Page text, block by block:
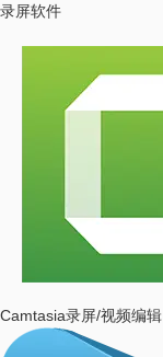
录屏软件
Camtasia录屏/视频编辑